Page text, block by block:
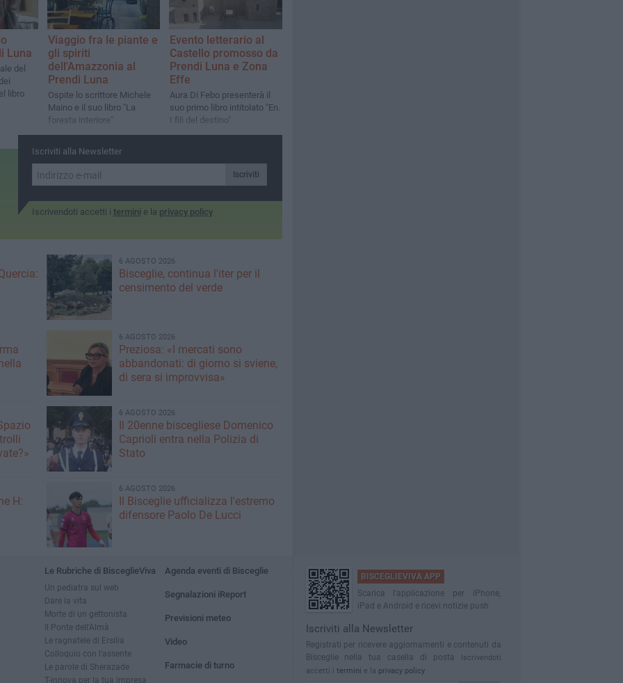
Luna
del
libro
Viaggio fra le piante e
gli spiriti
dell'Amazzonia al
Prendi Luna
Ospite lo scrittore Michele
Maino e il suo libro "La
foresta interiore"
Evento letterario al
Castello promosso da
Prendi Luna e Zona
Effe
Aura Di Febo presenterà il
suo primo libro intitolato "En.
I fili del destino"
Iscriviti alla Newsletter
Iscriviti
Iscrivendoti accetti i termini e la privacy policy
6 AGOSTO 2026
Bisceglie, continua l'iter per il
censimento del verde
6 AGOSTO 2026
Preziosa: «I mercati sono
abbandonati: di giorno si sviene,
di sera si improvvisa»
6 AGOSTO 2026
Il 20enne biscegliese Domenico
Caprioli entra nella Polizia di
Stato
H:
6 AGOSTO 2026
Il Bisceglie ufficializza l'estremo
difensore Paolo De Lucci
Le Rubriche di BisceglieViva
Un pediatra sul web
Dare la vita
Morte di un gettonista
Il Ponte dell'Almà
Le ragnatele di Ersilia
Colloquio con l'assente
Le parole di Sherazade
T-innova per la tua impresa
Agenda eventi di Bisceglie
Segnalazioni iReport
Previsioni meteo
Video
Farmacie di turno
BISCEGLIEVIVA APP
Scarica l'applicazione per iPhone,
iPad e Android e ricevi notizie push
Iscriviti alla Newsletter
Registrati per ricevere aggiornamenti e contenuti da
Bisceglie nella tua casella di posta
Iscrivendoti
accetti i termini e la privacy policy